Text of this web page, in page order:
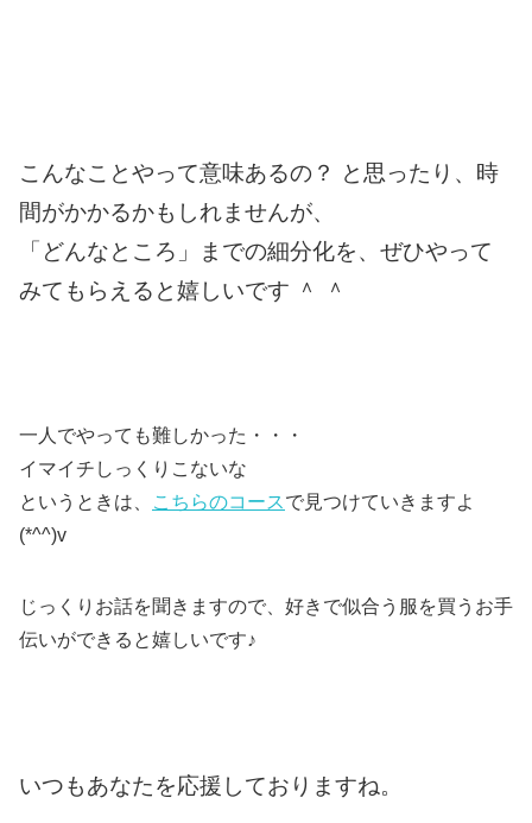
こんなことやって意味あるの？ と思ったり、 時
間がかかるかもしれませんが、
「どんなところ」までの細分化を、ぜひやって
みてもらえると嬉しいです ＾ ＾
一人でやっても難しかった・・・
イマイチしっくりこないな
というときは、
こちらのコースで見つけていきますよ
(*^^)v
じっくりお話を聞きますので、好きで似合う服を買うお手
伝いができると嬉しいです♪
いつもあなたを応援しておりますね。